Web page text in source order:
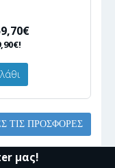
ΤΙΣ ΠΡΟΣΦΟΡΈΣ
μας!